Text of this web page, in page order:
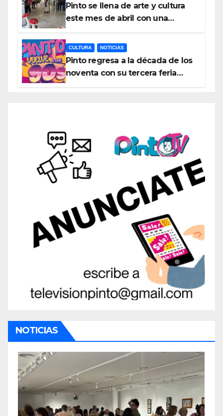
Pinto se llena de arte y cultura
este mes de abril con una
exposiciones y espectáculos
CULTURA NOTICIAS
Pinto regresa a la década de los
noventa con su tercera feria
NOTICIAS